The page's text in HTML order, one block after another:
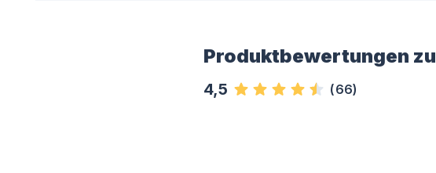
Produktbewertungen zu
4,5 (66)